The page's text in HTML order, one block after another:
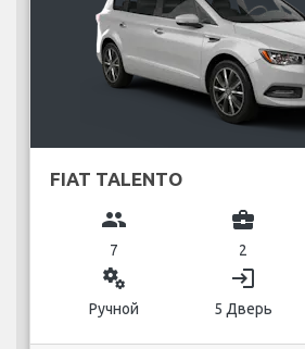
FIAT TALENTO
group
7
business_center
2
miscellaneous_services
Ручной
login
5 Дверь